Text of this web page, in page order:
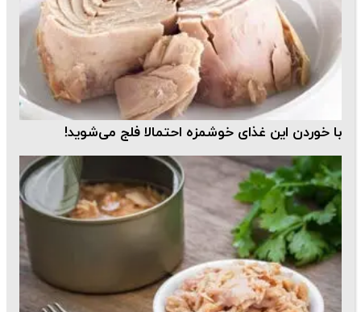
با خوردن این غذای خوشمزه احتمالا فلج می‌شوید!